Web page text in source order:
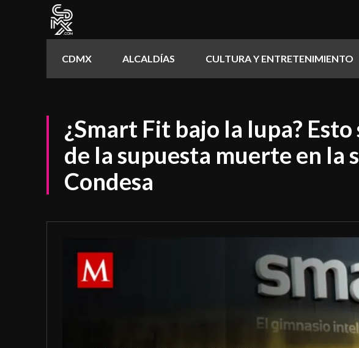
CDMX ALCALDÍAS CULTURA Y ENTRETENIMIENTO
¿Smart Fit bajo la lupa? Esto
de la supuesta muerte en la
Condesa